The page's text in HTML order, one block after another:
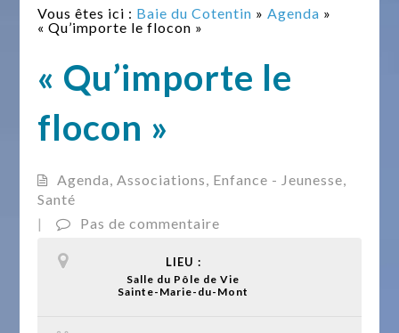
Vous êtes ici : Baie du Cotentin »Agenda »
« Qu’importe le flocon »
« Qu’importe le
flocon »
Agenda,Associations, Enfance - Jeunesse,
Santé
|
Pas de commentaire
LIEU :
Salle du Pôle de Vie
Sainte-Marie-du-Mont